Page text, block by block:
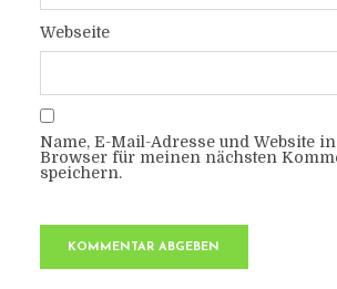
Webseite
Name, E-Mail-Adresse und Website
Browser für meinen nächsten
speichern.